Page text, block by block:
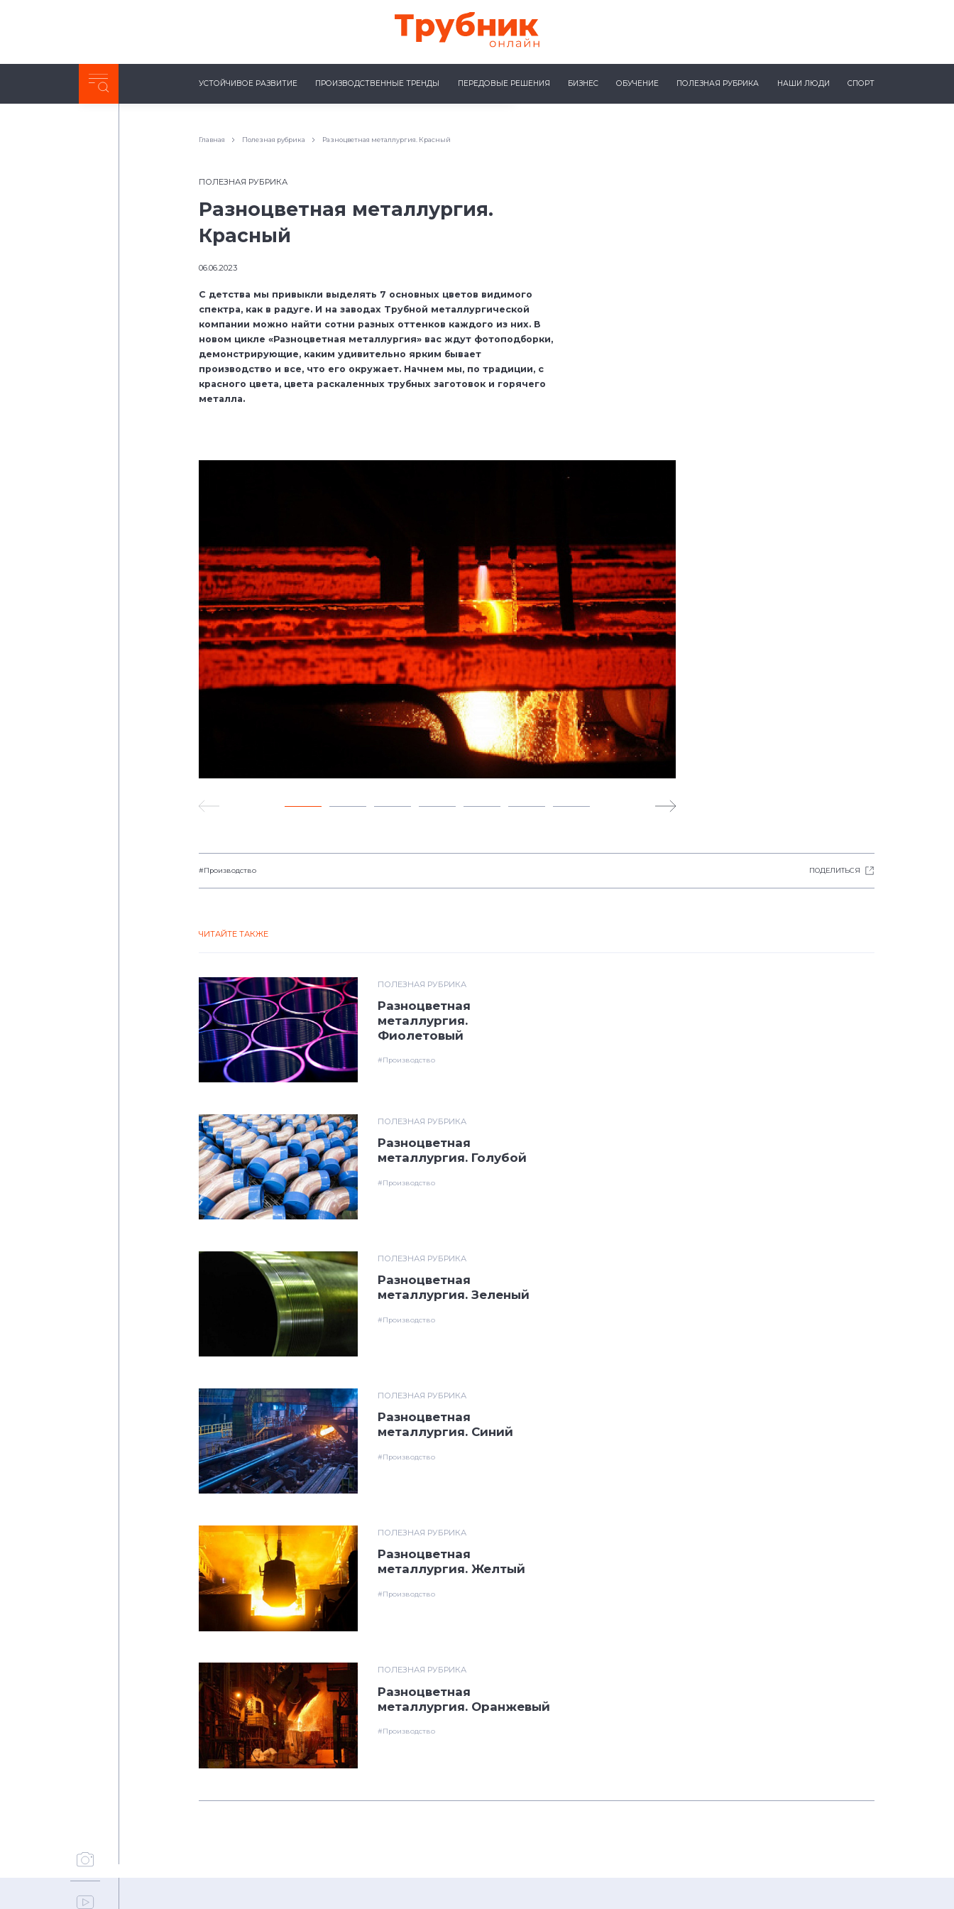
Неделя с ТМК. Выпуск №27 (225)
УСТОЙЧИВОЕ РАЗВИТИЕ ПРОИЗВОДСТВЕННЫЕ ТРЕНДЫ ПЕРЕДОВЫЕ РЕШЕНИЯ БИЗНЕС ОБУЧЕНИЕ ПОЛЕЗНАЯ РУБРИКА НАШИ ЛЮДИ СПОРТ
Главная Полезная рубрика Разноцветная металлургия. Красный
ПОЛЕЗНАЯ РУБРИКА
Разноцветная металлургия.
Красный
06.06.2023
С детства мы привыкли выделять 7 основных цветов видимого
спектра, как в радуге. И на заводах Трубной металлургической
компании можно найти сотни разных оттенков каждого из них. В
новом цикле «Разноцветная металлургия» вас ждут фотоподборки,
демонстрирующие, каким удивительно ярким бывает
производство и все, что его окружает. Начнем мы, по традиции, с
красного цвета, цвета раскаленных трубных заготовок и горячего
металла.
#Производство ПОДЕЛИТЬСЯ
ЧИТАЙТЕ ТАКЖЕ
ПОЛЕЗНАЯ РУБРИКА
Разноцветная
металлургия.
Фиолетовый
#Производство
ПОЛЕЗНАЯ РУБРИКА
Разноцветная
металлургия. Голубой
#Производство
ПОЛЕЗНАЯ РУБРИКА
Разноцветная
металлургия. Зеленый
#Производство
ПОЛЕЗНАЯ РУБРИКА
Разноцветная
металлургия. Синий
#Производство
ПОЛЕЗНАЯ РУБРИКА
Разноцветная
металлургия. Желтый
#Производство
ПОЛЕЗНАЯ РУБРИКА
Разноцветная
металлургия. Оранжевый
#Производство